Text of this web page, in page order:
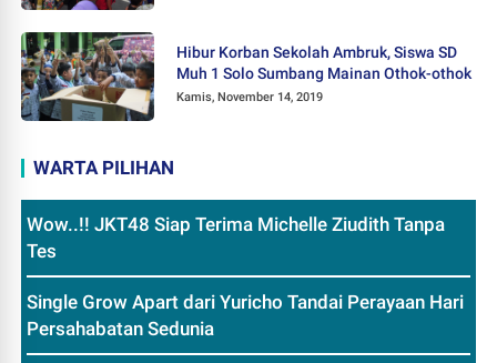
Hibur Korban Sekolah Ambruk, Siswa SD
Muh 1 Solo Sumbang Mainan Othok-othok
Kamis, November 14, 2019
WARTA PILIHAN
Wow..!! JKT48 Siap Terima Michelle Ziudith Tanpa
Tes
Single Grow Apart dari Yuricho Tandai Perayaan Hari
Persahabatan Sedunia